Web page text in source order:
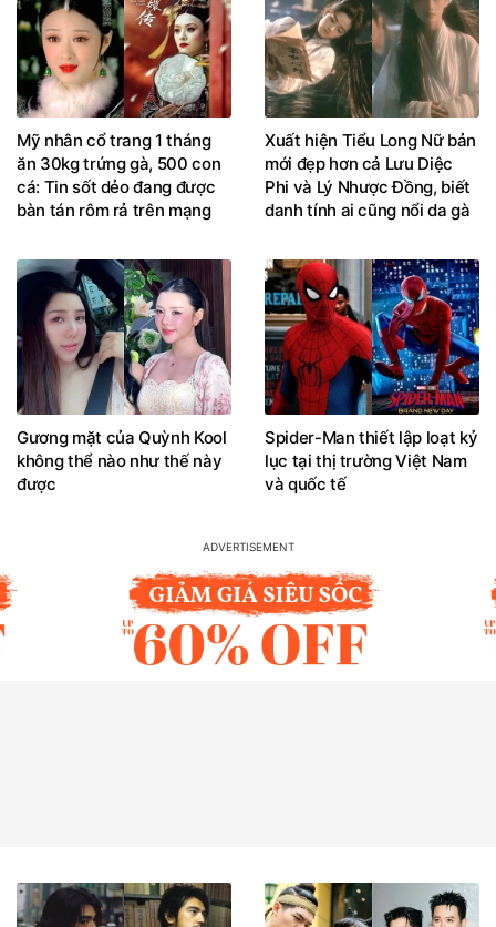
Mỹ nhân cổ trang 1 tháng
ăn 30kg trứng gà, 500 con
cá: Tin sốt dẻo đang được
bàn tán rôm rả trên mạng
Xuất hiện Tiểu Long Nữ bản
mới đẹp hơn cả Lưu Diệc
Phi và Lý Nhược Đồng, biết
danh tính ai cũng nổi da gà
Gương mặt của Quỳnh Kool
không thể nào như thế này
được
Spider-Man thiết lập loạt kỷ
lục tại thị trường Việt Nam
và quốc tế